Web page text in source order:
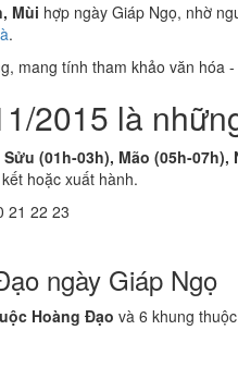
Mùi hợp ngày Giáp Ngọ, nhờ
.
mang tính tham khảo văn
2015 là
(01h-03h), Mão (05h-
hoặc xuất hành.
21 22 23
ngày Giáp Ngọ
Hoàng Đạo và 6 khung